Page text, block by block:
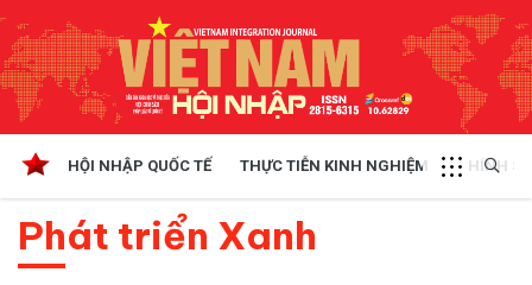
HỘI NHẬP QUỐC TẾ THỰC TIỄN KINH NGHIỆM CHÍNH
Phát triển Xanh